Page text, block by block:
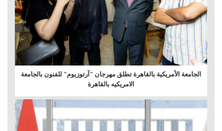
الجامعة الأمريكية بالقاهرة تطلق مهرجان "آرتوزيوم" للفنون بالجامعة
الامريكيه بالقاهرة